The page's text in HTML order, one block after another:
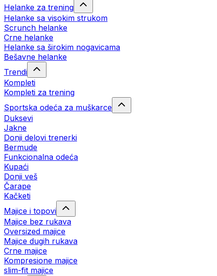
Helanke za trening
Helanke sa visokim strukom
Scrunch helanke
Crne helanke
Helanke sa širokim nogavicama
Bešavne helanke
Trendi
Kompleti
Kompleti za trening
Sportska odeća za muškarce
Duksevi
Jakne
Donji delovi trenerki
Bermude
Funkcionalna odeća
Kupaći
Donji veš
Čarape
Kačketi
Majice i topovi
Majice bez rukava
Oversized majice
Majice dugih rukava
Crne majice
Kompresione majice
slim-fit majice